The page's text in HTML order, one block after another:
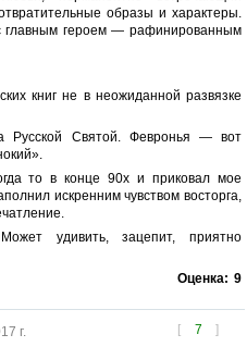
образы и характеры.
главным героем — рафинированным
книг не в неожиданной развязке
Русской Святой. Февронья — вот
то в конце 90х и приковал мое
искренним чувством восторга,
удивить, зацепит, приятно
Оценка: 9
[ 7 ]
г.